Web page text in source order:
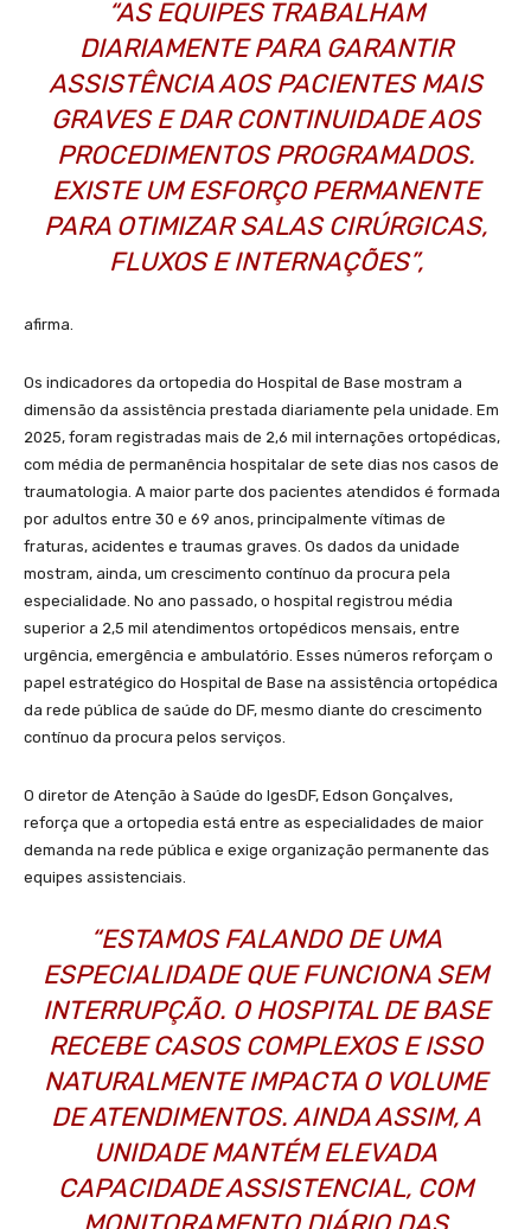
“AS EQUIPES TRABALHAM
DIARIAMENTE PARA GARANTIR
ASSISTÊNCIA AOS PACIENTES MAIS
GRAVES E DAR CONTINUIDADE AOS
PROCEDIMENTOS PROGRAMADOS.
EXISTE UM ESFORÇO PERMANENTE
PARA OTIMIZAR SALAS CIRÚRGICAS,
FLUXOS E INTERNAÇÕES”,
afirma.
Os indicadores da ortopedia do Hospital de Base mostram a
dimensão da assistência prestada diariamente pela unidade. Em
2025, foram registradas mais de 2,6 mil internações ortopédicas,
com média de permanência hospitalar de sete dias nos casos de
traumatologia. A maior parte dos pacientes atendidos é formada
por adultos entre 30 e 69 anos, principalmente vítimas de
fraturas, acidentes e traumas graves. Os dados da unidade
mostram, ainda, um crescimento contínuo da procura pela
especialidade. No ano passado, o hospital registrou média
superior a 2,5 mil atendimentos ortopédicos mensais, entre
urgência, emergência e ambulatório. Esses números reforçam o
papel estratégico do Hospital de Base na assistência ortopédica
da rede pública de saúde do DF, mesmo diante do crescimento
contínuo da procura pelos serviços.
O diretor de Atenção à Saúde do IgesDF, Edson Gonçalves,
reforça que a ortopedia está entre as especialidades de maior
demanda na rede pública e exige organização permanente das
equipes assistenciais.
“ESTAMOS FALANDO DE UMA
ESPECIALIDADE QUE FUNCIONA SEM
INTERRUPÇÃO. O HOSPITAL DE BASE
RECEBE CASOS COMPLEXOS E ISSO
NATURALMENTE IMPACTA O VOLUME
DE ATENDIMENTOS. AINDA ASSIM, A
UNIDADE MANTÉM ELEVADA
CAPACIDADE ASSISTENCIAL, COM